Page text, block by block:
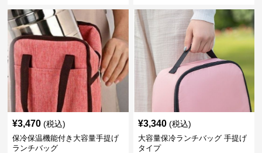
¥3,470 (税込)
保冷保温機能付き大容量手提げ
ランチバッグ
¥3,340 (税込)
大容量保冷ランチバッグ 手提げ
タイプ